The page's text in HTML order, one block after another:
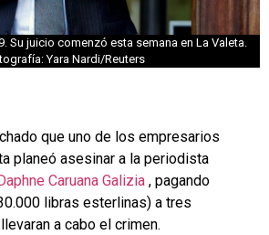
Su juicio comenzó esta semana en La Valeta.
Yara Nardi/Reuters
que uno de los empresarios
planeó asesinar a la periodista
Caruana Galizia , pagando
libras esterlinas) a tres
a cabo el crimen.